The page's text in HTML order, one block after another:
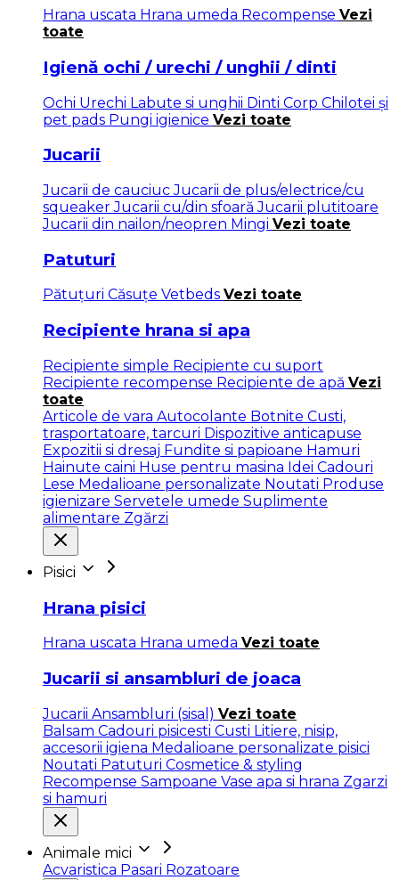
Hrana uscata Hrana umeda Recompense Vezi
toate
Igienă ochi / urechi / unghii / dinti
Ochi Urechi Labute si unghii Dinti Corp Chilotei și
pet pads Pungi igienice Vezi toate
Jucarii
Jucarii de cauciucJucarii de plus/electrice/cu
squeakerJucarii cu/din sfoarăJucarii plutitoare
Jucarii din nailon/neopren Mingi Vezi toate
Patuturi
Pătuţuri Căsuțe Vetbeds Vezi toate
Recipiente hrana si apa
Recipiente simple Recipiente cu suport
Recipiente recompense Recipiente de apă Vezi
toate
Articole de vara Autocolante Botnite Custi,
trasportatoare, tarcuri Dispozitive anticapuse
Expozitii si dresaj Fundite si papioane Hamuri
Hainute caini Huse pentru masina Idei Cadouri
Lese Medalioane personalizate Noutati Produse
igienizare Servetele umede Suplimente
alimentare Zgărzi
Pisici
Hrana pisici
Hrana uscata Hrana umeda Vezi toate
Jucarii si ansambluri de joaca
Jucarii Ansambluri (sisal) Vezi toate
Balsam Cadouri pisicesti Custi Litiere, nisip,
accesorii igiena Medalioane personalizate pisici
Noutati Patuturi Cosmetice & styling
Recompense Sampoane Vase apa si hrana Zgarzi
si hamuri
Animale mici
Acvaristica Pasari Rozatoare